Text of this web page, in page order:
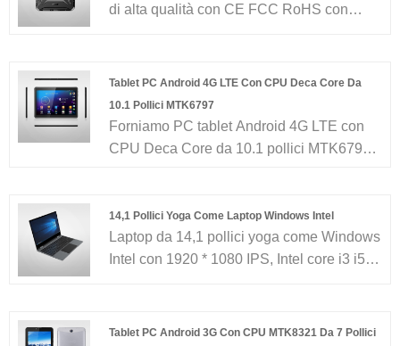
di alta qualità con CE FCC RoHS con
Android e 30 ingegneri di ricerca e
sviluppo, 8 linee di assemblaggio senza
polvere e 150 dipendenti, i nostri prodotti
hanno coperto la maggior parte del
lungo termine in Cina ...
Tablet PC Android 4G LTE Con CPU Deca Core Da
10.1 Pollici MTK6797
Forniamo PC tablet Android 4G LTE con
CPU Deca Core da 10.1 pollici MTK6797
servizi OEM / ODM per tablet e laptop
Android e 30 ingegneri di ricerca e
sviluppo, 8 linee di assemblaggio senza
mercato europeo, americano e africano. Ci
14,1 Pollici Yoga Come Laptop Windows Intel
Laptop da 14,1 pollici yoga come Windows
Intel con 1920 * 1080 IPS, Intel core i3 i5 i7
Tablet PC Android 3G Con CPU MTK8321 Da 7 Pollici